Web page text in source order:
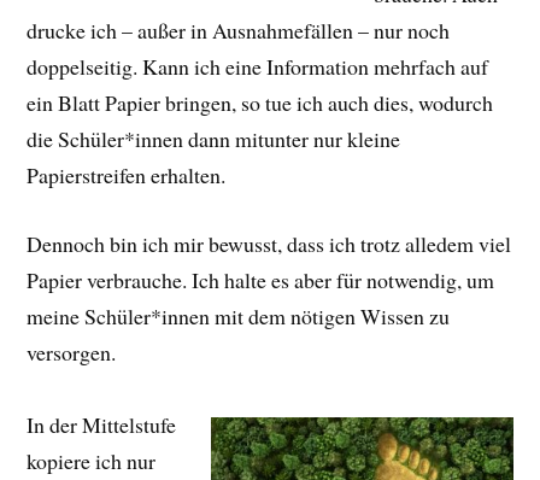
drucke ich – außer in Ausnahmefällen – nur noch
doppelseitig. Kann ich eine Information mehrfach auf
ein Blatt Papier bringen, so tue ich auch dies, wodurch
die Schüler*innen dann mitunter nur kleine
Papierstreifen erhalten.
Dennoch bin ich mir bewusst, dass ich trotz alledem viel
Papier verbrauche. Ich halte es aber für notwendig, um
meine Schüler*innen mit dem nötigen Wissen zu
versorgen.
In der Mittelstufe
kopiere ich nur